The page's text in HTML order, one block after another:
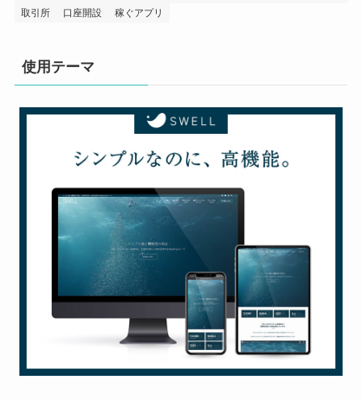
取引所
口座開設 稼ぐアプリ
使用テーマ